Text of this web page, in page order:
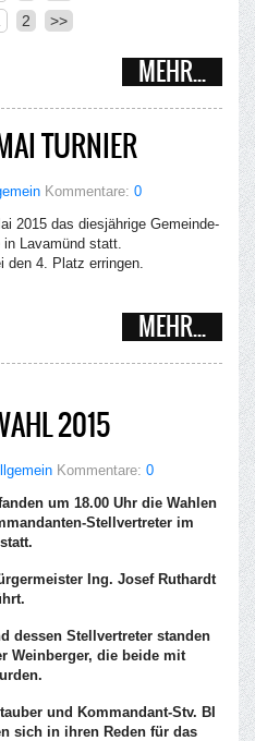
2 >>
MEHR...
TURNIER
Kommentare: 0
2015 das diesjährige Gemeinde-
Lavamünd statt.
den 4. Platz erringen.
MEHR...
2015
Kommentare: 0
um 18.00 Uhr die Wahlen
Stellvertreter im
Ing. Josef Ruthardt
dessen Stellvertreter standen
Weinberger, die beide mit
und Kommandant-Stv. BI
sich in ihren Reden für das